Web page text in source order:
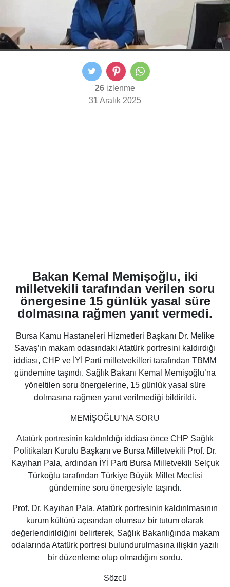
26 izlenme
31 Aralık 2025
Bakan Kemal Memişoğlu, iki
milletvekili tarafından verilen soru
önergesine 15 günlük yasal süre
dolmasına rağmen yanıt vermedi.
Bursa Kamu Hastaneleri Hizmetleri Başkanı Dr. Melike
Savaş’ın makam odasındaki Atatürk portresini kaldırdığı
iddiası, CHP ve İYİ Parti milletvekilleri tarafından TBMM
gündemine taşındı. Sağlık Bakanı Kemal Memişoğlu’na
yöneltilen soru önergelerine, 15 günlük yasal süre
dolmasına rağmen yanıt verilmediği bildirildi.
MEMİŞOĞLU’NA SORU
Atatürk portresinin kaldırıldığı iddiası önce CHP Sağlık
Politikaları Kurulu Başkanı ve Bursa Milletvekili Prof. Dr.
Kayıhan Pala, ardından İYİ Parti Bursa Milletvekili Selçuk
Türkoğlu tarafından Türkiye Büyük Millet Meclisi
gündemine soru önergesiyle taşındı.
Prof. Dr. Kayıhan Pala, Atatürk portresinin kaldırılmasının
kurum kültürü açısından olumsuz bir tutum olarak
değerlendirildiğini belirterek, Sağlık Bakanlığında makam
odalarında Atatürk portresi bulundurulmasına ilişkin yazılı
bir düzenleme olup olmadığını sordu.
Sözcü